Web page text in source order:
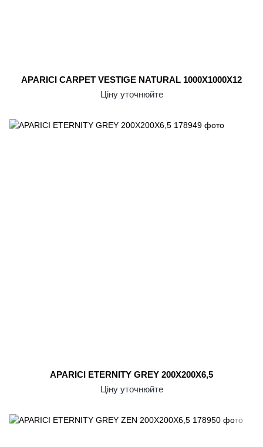
APARICI CARPET VESTIGE NATURAL 1000X1000X12
Ціну уточнюйте
APARICI ETERNITY GREY 200X200X6,5
Ціну уточнюйте